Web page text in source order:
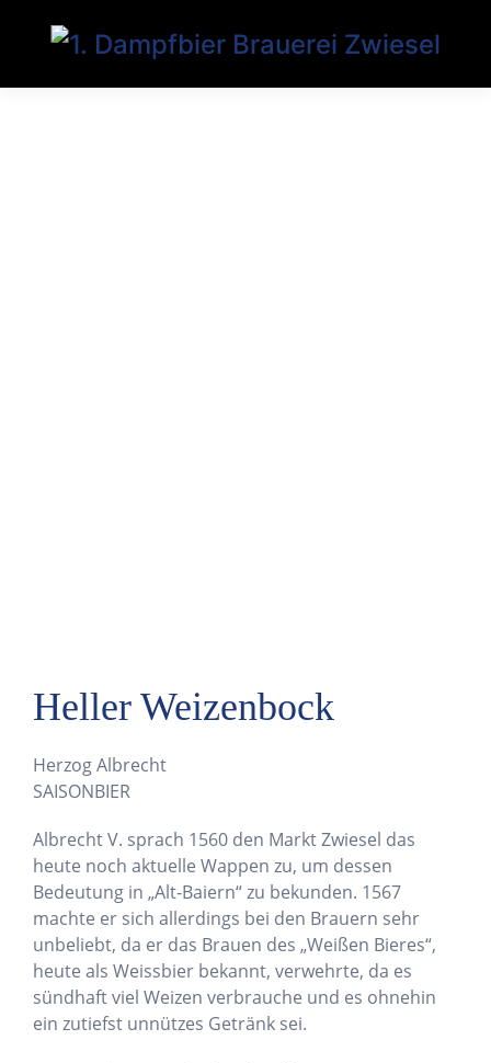
Heller Weizenbock
Herzog Albrecht
SAISONBIER
Albrecht V. sprach 1560 den Markt Zwiesel das
heute noch aktuelle Wappen zu, um dessen
Bedeutung in „Alt-Baiern“ zu bekunden. 1567
machte er sich allerdings bei den Brauern sehr
unbeliebt, da er das Brauen des „Weißen Bieres“,
heute als Weissbier bekannt, verwehrte, da es
sündhaft viel Weizen verbrauche und es ohnehin
ein zutiefst unnützes Getränk sei.